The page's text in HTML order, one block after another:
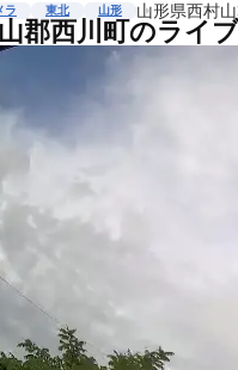
ラ 東北 山形 山形県西村
郡西川町のライ